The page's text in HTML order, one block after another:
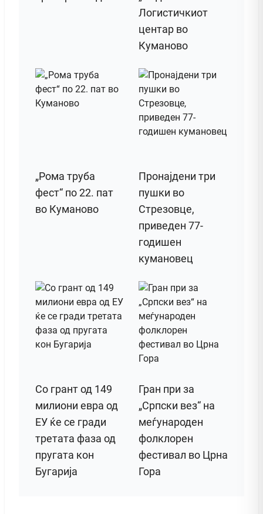
Логистичкиот
центар во
Куманово
„Рома труба
фест“ по 22. пат
во Куманово
Пронајдени три
пушки во
Стрезовце,
приведен 77-
годишен
кумановец
Со грант од 149
милиони евра од
ЕУ ќе се гради
третата фаза од
пругата кон
Бугарија
Гран при за
„Српски вез“ на
меѓународен
фолклорен
фестивал во Црна
Гора